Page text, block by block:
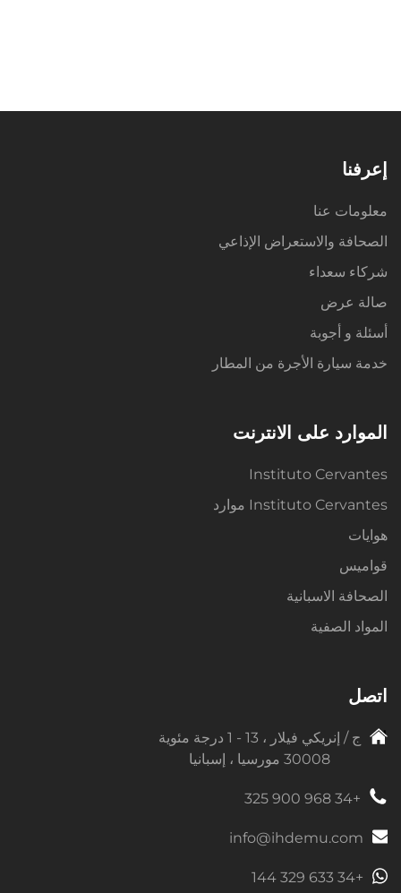
إعرفنا
معلومات عنا
الصحافة والاستعراض الإذاعي
شركاء سعداء
صالة عرض
أسئلة و أجوبة
خدمة سيارة الأجرة من المطار
الموارد على الانترنت
Instituto Cervantes
Instituto Cervantes موارد
هوايات
قواميس
الصحافة الاسبانية
المواد الصفية
اتصل
ج / إنريكي فيلار ، 13 - 1 درجة مئوية
30008 مورسيا ، إسبانيا
+34 968 900 325
info@ihdemu.com
+34 633 329 144